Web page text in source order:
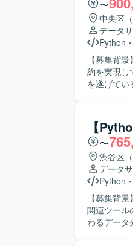
Databricks
ブ管理の
獲得でき
ながる環境です。 【開発環境】 Azure Databricksを中心
Bronze/
用しており
〜
中央区
データ
Python
【募集背
約を実現し
を遂げてい
造化し、
データを
可能となる
ションパ
高度化に
BIダッシュ
連携しなが
人物像】
計できる方
視しながら
【
〜
渋谷区
データ
Python
【募集背
関連ツールの運用
わるデータ